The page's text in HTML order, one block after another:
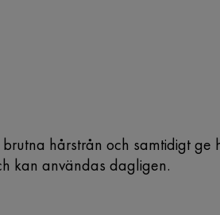
hårstrån och samtidigt ge
kan användas dagligen.